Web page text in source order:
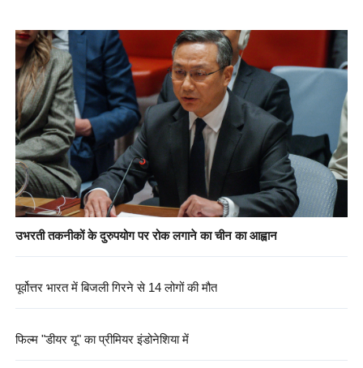
उभरती तकनीकों के दुरुपयोग पर रोक लगाने का चीन का आह्वान
पूर्वोत्तर भारत में बिजली गिरने से 14 लोगों की मौत
फिल्म "डीयर यू" का प्रीमियर इंडोनेशिया में